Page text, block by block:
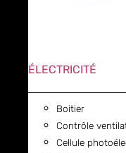
ÉLECTRICITÉ
Boitier
Contrôle
Cellule